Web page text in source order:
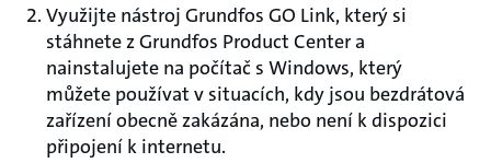
Využijte nástroj Grundfos GO Link, který si
stáhnete z Grundfos Product Center a
nainstalujete na počítač s Windows, který
můžete používat v situacích, kdy jsou bezdrátová
zařízení obecně zakázána, nebo není k dispozici
připojení k internetu.